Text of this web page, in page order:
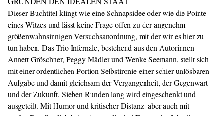
Dieser Buchtitel klingt wie eine Schnapsidee oder wie die Pointe
eines Witzes und lässt keine Frage offen zu der angenehm
größenwahnsinnigen Versuchsanordnung, mit der wir es hier zu
tun haben. Das Trio Infernale, bestehend aus den Autorinnen
Annett Gröschner, Peggy Mädler und Wenke Seemann, stellt sich
mit einer ordentlichen Portion Selbstironie einer schier unlösbaren
Aufgabe und damit gleichsam der Vergangenheit, der Gegenwart
und der Zukunft. Sieben Runden lang wird eingeschenkt und
ausgeteilt. Mit Humor und kritischer Distanz, aber auch mit